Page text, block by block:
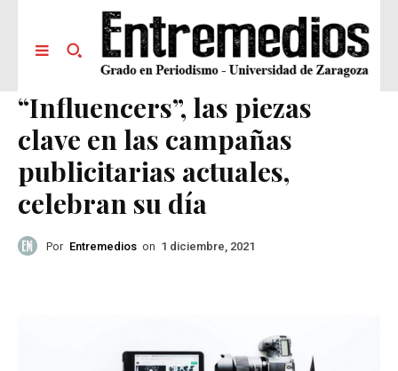
“Influencers”, las piezas
clave en las campañas
publicitarias actuales,
celebran su día
Por Entremedios on 1 diciembre, 2021